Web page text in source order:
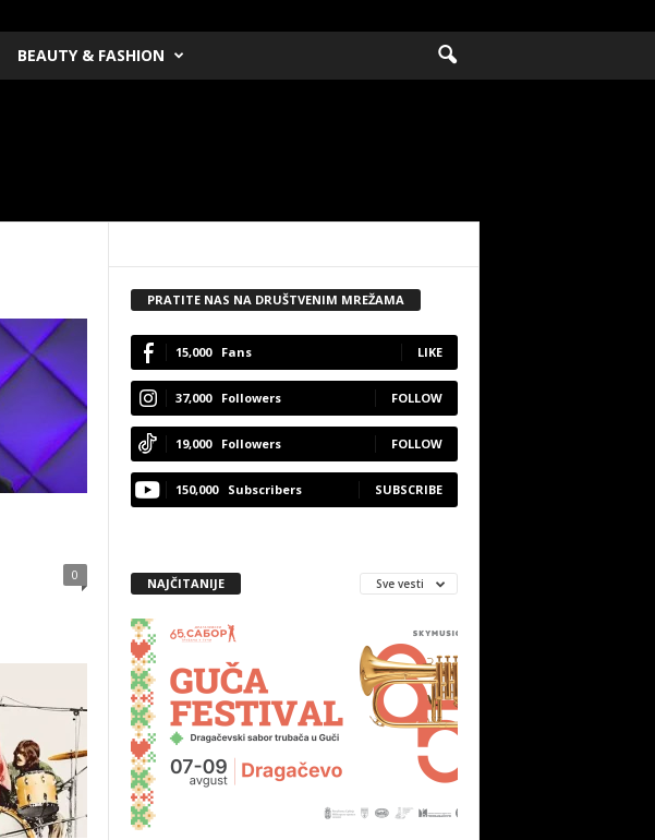
BEAUTY & FASHION
0
PRATITE NAS NA DRUŠTVENIM MREŽAMA
15,000 Fans LIKE
37,000 Followers FOLLOW
19,000 Followers FOLLOW
150,000 Subscribers SUBSCRIBE
NAJČITANIJE Sve vesti